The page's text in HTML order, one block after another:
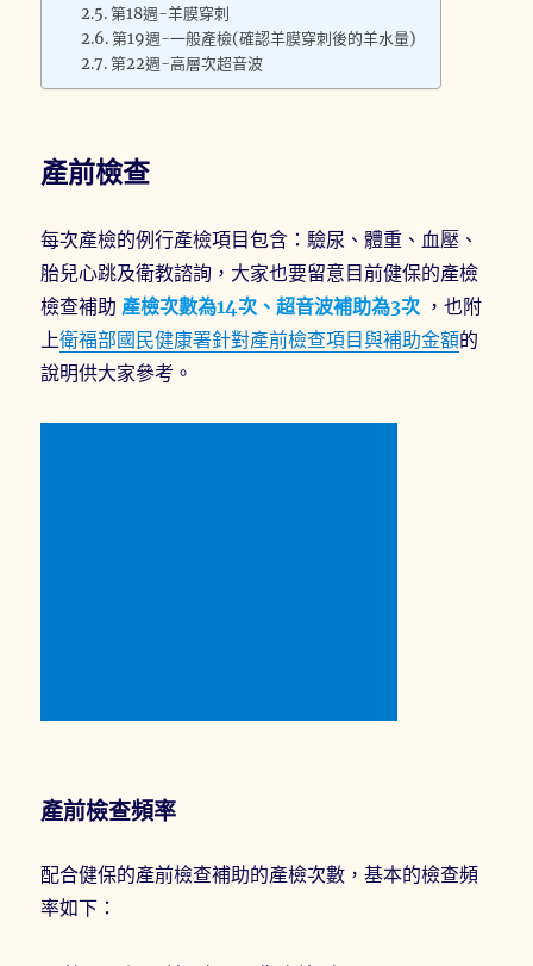
第18週-羊膜穿刺
第19週-一般產檢(確認羊膜穿刺後的羊水量)
第22週-高層次超音波
產前檢查
每次產檢的例行產檢項目包含：驗尿、體重、血壓、
胎兒心跳及衛教諮詢，大家也要留意目前健保的產檢
檢查補助 產檢次數為14次、超音波補助為3次 ，也附
上衛福部國民健康署針對產前檢查項目與補助金額的
說明供大家參考。
產前檢查頻率
配合健保的產前檢查補助的產檢次數，基本的檢查頻
率如下：